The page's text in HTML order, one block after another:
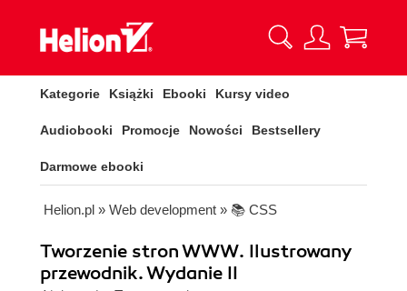
Kategorie Książki Ebooki Kursy video
Audiobooki Promocje Nowości Bestsellery
Darmowe ebooki
Helion.pl » Web development » 📚 CSS
Tworzenie stron WWW. Ilustrowany
przewodnik. Wydanie II